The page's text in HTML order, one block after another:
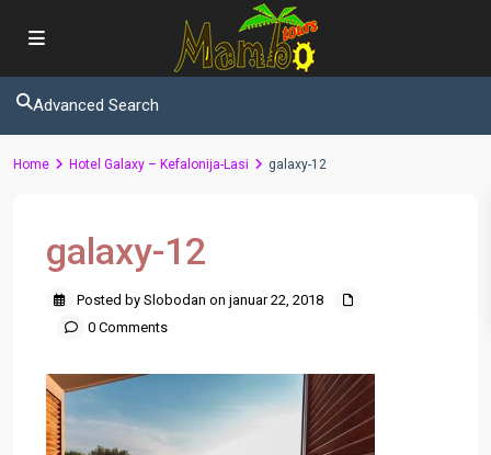
Advanced Search
Home Hotel Galaxy – Kefalonija-Lasi galaxy-12
galaxy-12
Posted by Slobodan on januar 22, 2018
0 Comments